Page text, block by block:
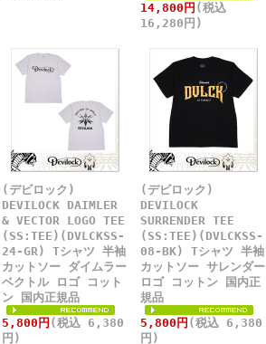
14,800円 (税込
16,280円)
(デビロック)
DEVILOCK DAIMLER
& VECTOR LOGO TEE
(SS:TEE)(DVLCKSS-
24-GR) Tシャツ 半袖
カットソー ダイムラー
ベクトル ロゴ コット
ン 国内正規品
5,800円 (税込 6,380
円)
(デビロック)
DEVILOCK
SURRENDER TEE
(SS:TEE)(DVLCKSS-
08-BK) Tシャツ 半袖
カットソー サレンダー
ロゴ コットン 国内正
規品
5,800円 (税込 6,380
円)